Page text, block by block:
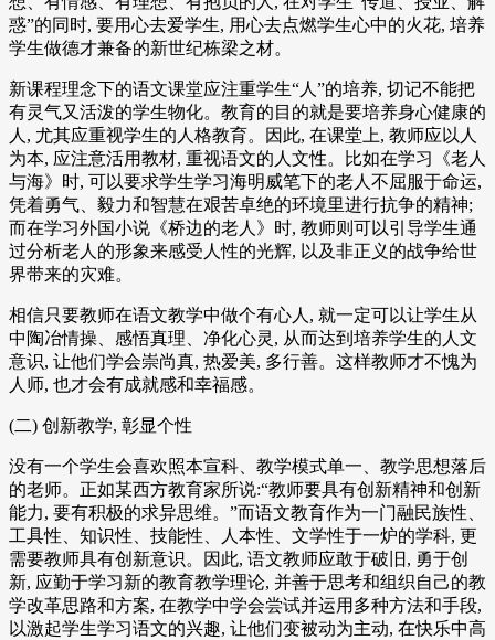
惑”的同时, 要用心去爱学生, 用心去点燃学生心中的火花, 培养
学生做德才兼备的新世纪栋梁之材。
新课程理念下的语文课堂应注重学生“人”的培养, 切记不能把
有灵气又活泼的学生物化。教育的目的就是要培养身心健康的
人, 尤其应重视学生的人格教育。因此, 在课堂上, 教师应以人
为本, 应注意活用教材, 重视语文的人文性。比如在学习《老人
与海》时, 可以要求学生学习海明威笔下的老人不屈服于命运,
凭着勇气、毅力和智慧在艰苦卓绝的环境里进行抗争的精神;
而在学习外国小说《桥边的老人》时, 教师则可以引导学生通
过分析老人的形象来感受人性的光辉, 以及非正义的战争给世
界带来的灾难。
相信只要教师在语文教学中做个有心人, 就一定可以让学生从
中陶冶情操、感悟真理、净化心灵, 从而达到培养学生的人文
意识, 让他们学会崇尚真, 热爱美, 多行善。这样教师才不愧为
人师, 也才会有成就感和幸福感。
(二) 创新教学, 彰显个性
没有一个学生会喜欢照本宣科、教学模式单一、教学思想落后
的老师。正如某西方教育家所说:“教师要具有创新精神和创新
能力, 要有积极的求异思维。”而语文教育作为一门融民族性、
工具性、知识性、技能性、人本性、文学性于一炉的学科, 更
需要教师具有创新意识。因此, 语文教师应敢于破旧, 勇于创
新, 应勤于学习新的教育教学理论, 并善于思考和组织自己的教
学改革思路和方案, 在教学中学会尝试并运用多种方法和手段,
以激起学生学习语文的兴趣, 让他们变被动为主动, 在快乐中高